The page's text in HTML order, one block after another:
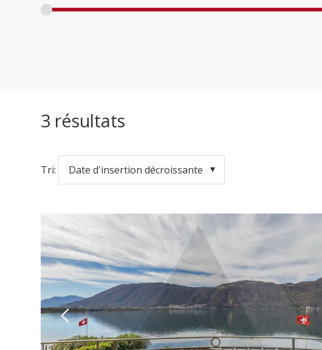
3 résultats
Tri: Date d'insertion décroissante